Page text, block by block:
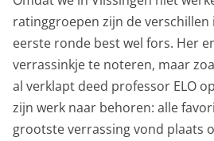
ratinggroepen zijn de
eerste ronde best wel fors. Her
verrassinkje te noteren, maar
al verklapt deed professor ELO
zijn werk naar behoren: alle
grootste verrassing vond plaats